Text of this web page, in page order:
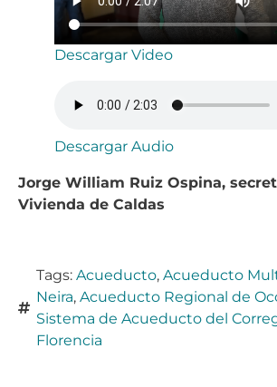
Descargar Video
Descargar Audio
Jorge William Ruiz Ospina,
Vivienda de Caldas
Tags: Acueducto, Acueducto
Neira, Acueducto Regional de
Sistema de Acueducto del
Florencia